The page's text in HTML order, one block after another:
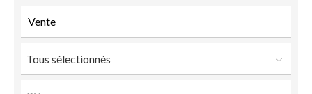
Tous sélectionnés